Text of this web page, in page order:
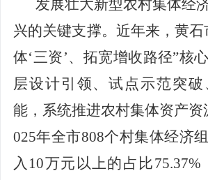
发展壮大新型农村集体经
兴的关键支撑。近年来，黄石
体‘三资’、拓宽增收路径”核
层设计引领、试点示范突
能，系统推进农村集体资产资
025年全市808个村集体经济组
入 10万元以上的占比75.37%